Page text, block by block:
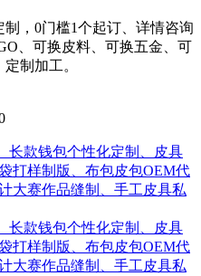
，0门槛1个起订、详情咨询
、可换皮料、可换五金、可
制加工。
长款钱包个性化定制、皮具
打样制版、布包皮包OEM代
大赛作品缝制、手工皮具私
长款钱包个性化定制、皮具
打样制版、布包皮包OEM代
大赛作品缝制、手工皮具私